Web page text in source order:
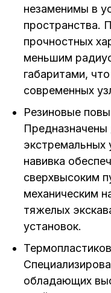
незаменимы в
пространства.
прочностных
меньшим
габаритами,
современных
Резиновые
экстремальных
навивка
сверхвысоким
механическим
тяжелых
установок.
обладающих